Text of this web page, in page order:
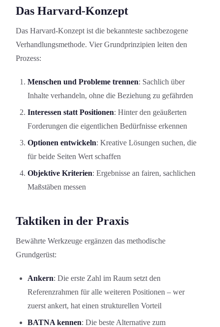
Das Harvard-Konzept
Das Harvard-Konzept ist die bekannteste sachbezogene
Verhandlungs­methode. Vier Grundprinzipien leiten den
Prozess:
Menschen und Probleme trennen: Sachlich über
Inhalte verhandeln, ohne die Beziehung zu gefährden
Interessen statt Positionen: Hinter den geäußerten
Forderungen die eigentlichen Bedürfnisse erkennen
Optionen entwickeln: Kreative Lösungen suchen, die
für beide Seiten Wert schaffen
Objektive Kriterien: Ergebnisse an fairen, sachlichen
Maßstäben messen
Taktiken in der Praxis
Bewährte Werkzeuge ergänzen das methodische
Grundgerüst:
Ankern: Die erste Zahl im Raum setzt den
Referenzrahmen für alle weiteren Positionen – wer
zuerst ankert, hat einen strukturellen Vorteil
BATNA kennen: Die beste Alternative zum